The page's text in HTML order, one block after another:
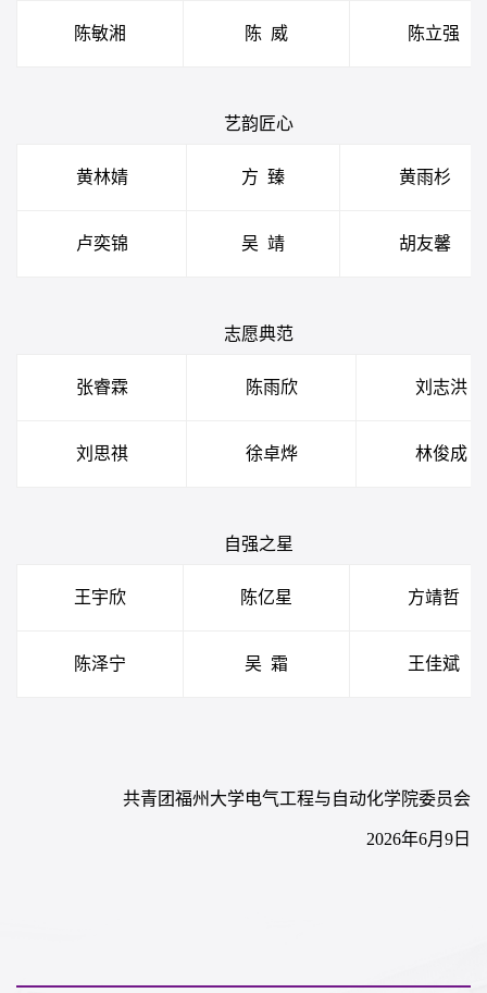
陈敏湘 陈 威 陈立强
艺韵匠心
黄林婧 方 臻 黄雨杉
卢奕锦 吴 靖 胡友馨
志愿典范
张睿霖 陈雨欣 刘志洪
刘思祺 徐卓烨 林俊成
自强之星
王宇欣 陈亿星 方靖哲
陈泽宁 吴 霜 王佳斌
共青团福州大学电气工程与自动化学院委员会
2026年6月 9 日